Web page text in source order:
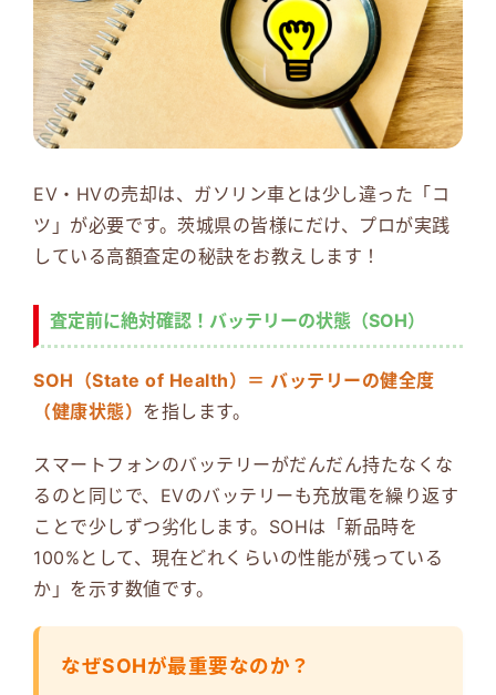
EV・HVの売却は、ガソリン車とは少し違った「コ
ツ」が必要です。茨城県の皆様にだけ、プロが実践
している高額査定の秘訣をお教えします！
査定前に絶対確認！バッテリーの状態（SOH）
SOH（State of Health）＝ バッテリーの健全度
（健康状態） を指します。
スマートフォンのバッテリーがだんだん持たなくな
るのと同じで、EVのバッテリーも充放電を繰り返す
ことで少しずつ劣化します。SOHは「新品時を
100%として、現在どれくらいの性能が残っている
か」を示す数値です。
なぜSOHが最重要なのか？